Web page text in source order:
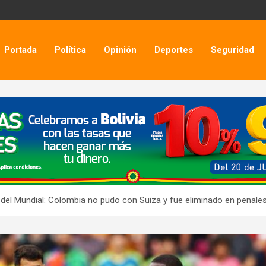
Portada Política Opinión Deportes Seguridad
Mundial: Colombia no pudo con Suiza y fue eliminado en penales